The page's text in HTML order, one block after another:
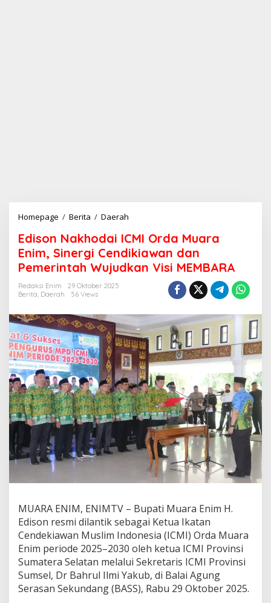
Homepage / Berita / Daerah
i
s
o
n
h
o
d
a
i
I
C
M
I
O
r
d
a
E
n
i
S
i
n
Edison Nakhodai ICMI Orda Muara
Enim, Sinergi Cendikiawan dan
Pemerintah Wujudkan Visi MEMBARA
Redaksi Enim
29 Oktober 2025
Berita, Daerah 56 Views
MUARA ENIM, ENIMTV – Bupati Muara Enim H.
Edison resmi dilantik sebagai Ketua Ikatan
Cendekiawan Muslim Indonesia (ICMI) Orda Muara
Enim periode 2025–2030 oleh ketua ICMI Provinsi
Sumatera Selatan melalui Sekretaris ICMI Provinsi
Sumsel, Dr Bahrul Ilmi Yakub, di Balai Agung
Serasan Sekundang (BASS), Rabu 29 Oktober 2025.